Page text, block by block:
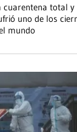
cuarentena total y
uno de los
mundo